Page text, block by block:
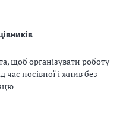
щоб організувати роботу
час посівної і жнив без